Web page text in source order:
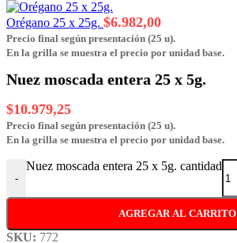
Orégano 25 x 25g. $6.982,00
Precio final según presentación (25 u).
En la grilla se muestra el precio por unidad base.
Nuez moscada entera 25 x 5g.
$10.979,25
Precio final según presentación (25 u).
En la grilla se muestra el precio por unidad base.
-
Nuez moscada entera 25 x 5g. cantidad
AGREGAR AL CARRITO
SKU: 772